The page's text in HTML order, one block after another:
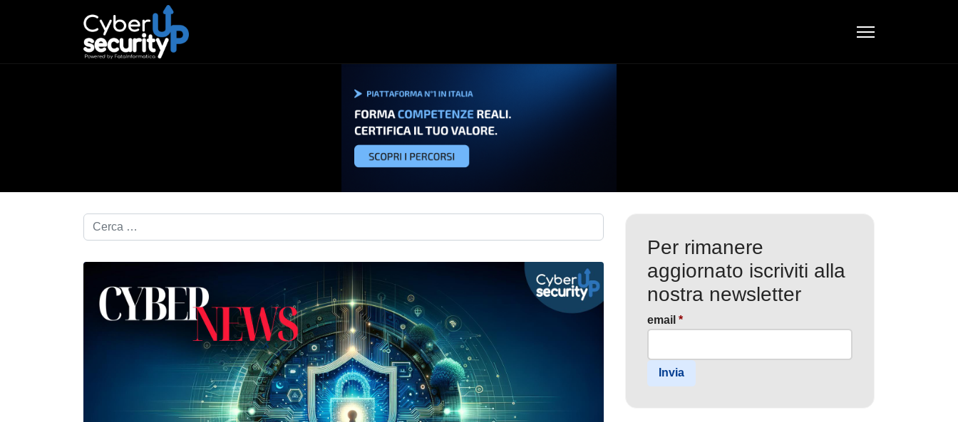
Cerca nel blog...
Per rimanere
aggiornato iscriviti alla
nostra newsletter
email *
Invia